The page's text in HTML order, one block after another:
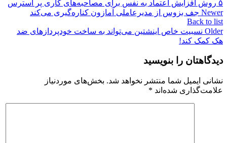
۵ روش افزایش اعتماد به نفس برای مصاحبه‌های کاری پر استرس
Newer جف بزوس از مدیرعاملی آمازون کناره‌گیری می‌کند
Back to list
Older نسبیت خاص اینشتین می‌تواند به ساخت خودپردازهای ضد
هک کمک کند!
دیدگاهتان را بنویسید
نشانی ایمیل شما منتشر نخواهد شد. بخش‌های موردنیاز
علامت‌گذاری شده‌اند *